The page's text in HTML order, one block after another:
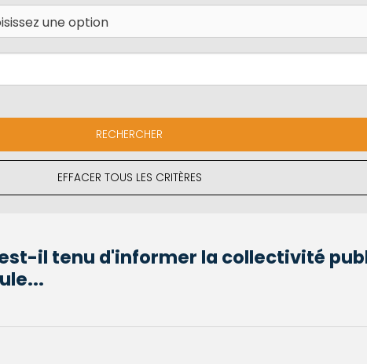
EFFACER TOUS LES CRITÈRES
il tenu d'informer la collectivité